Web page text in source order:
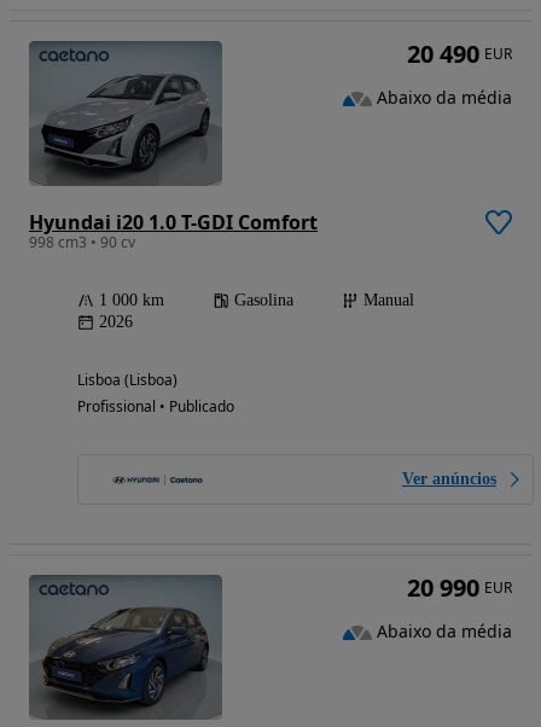
Hyundai i20 1.0 T-GDI Comfort
998 cm3 • 90 cv
1 000 km Gasolina
Manual
2026
Lisboa (Lisboa)
Profissional • Publicado
Ver anúncios
20 490 EUR
Abaixo da média
20 990 EUR
Abaixo da média